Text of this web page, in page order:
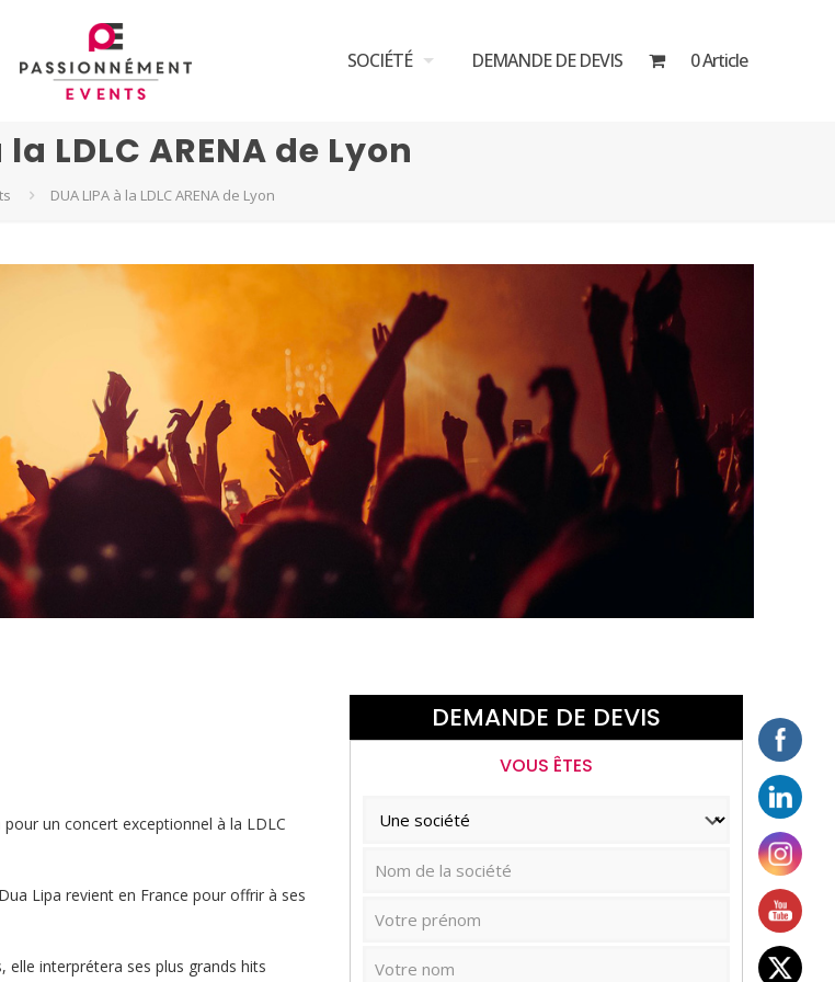
SOCIÉTÉ DEMANDE DE DEVIS 0 Article
la LDLC ARENA de Lyon
DUA LIPA à la LDLC ARENA de Lyon
un concert exceptionnel à la LDLC
Lipa revient en France pour offrir à ses
elle interprétera ses plus grands hits
DEMANDE DE DEVIS
VOUS ÊTES